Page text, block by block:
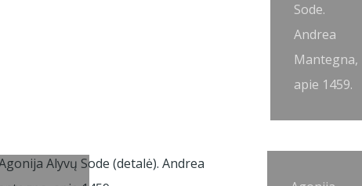
Sode.
Andrea
Mantegna,
apie 1459.